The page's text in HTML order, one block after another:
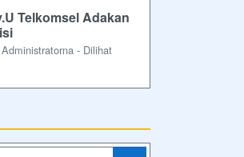
Telkomsel Adakan
- Dilihat